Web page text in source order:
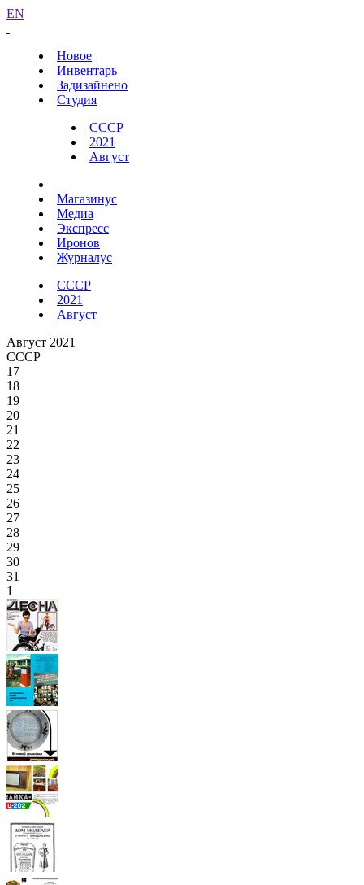
EN
Новое
Инвентарь
Задизайнено
Студия
СССР
2021
Август
Магазинус
Медиа
Экспресс
Иронов
Журналус
СССР
2021
Август
Август 2021
СССР
17
18
19
20
21
22
23
24
25
26
27
28
29
30
31
1